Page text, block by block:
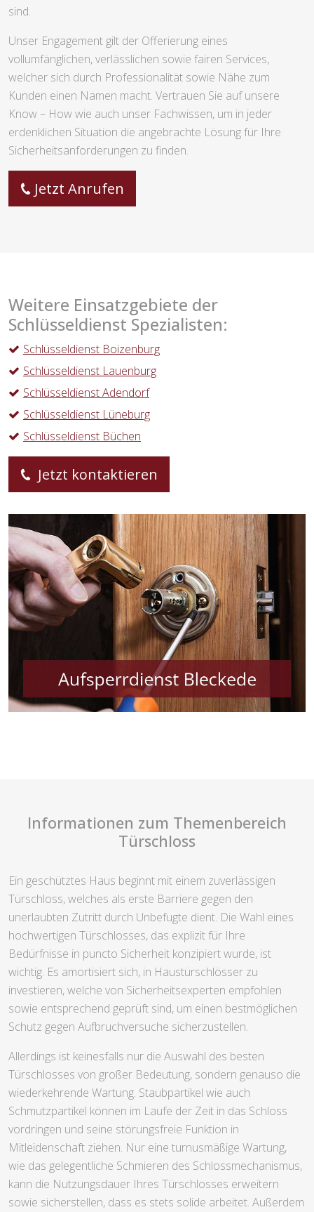
sind.
Unser Engagement gilt der Offerierung eines
vollumfänglichen, verlässlichen sowie fairen Services,
welcher sich durch Professionalität sowie Nähe zum
Kunden einen Namen macht. Vertrauen Sie auf unsere
Know – How wie auch unser Fachwissen, um in jeder
erdenklichen Situation die angebrachte Lösung für Ihre
Sicherheitsanforderungen zu finden.
Jetzt Anrufen
Weitere Einsatzgebiete der
Schlüsseldienst Spezialisten:
Schlüsseldienst Boizenburg
Schlüsseldienst Lauenburg
Schlüsseldienst Adendorf
Schlüsseldienst Lüneburg
Schlüsseldienst Büchen
Jetzt kontaktieren
Informationen zum Themenbereich
Türschloss
Ein geschütztes Haus beginnt mit einem zuverlässigen
Türschloss, welches als erste Barriere gegen den
unerlaubten Zutritt durch Unbefugte dient. Die Wahl eines
hochwertigen Türschlosses, das explizit für Ihre
Bedürfnisse in puncto Sicherheit konzipiert wurde, ist
wichtig. Es amortisiert sich, in Haustürschlösser zu
investieren, welche von Sicherheitsexperten empfohlen
sowie entsprechend geprüft sind, um einen bestmöglichen
Schutz gegen Aufbruchversuche sicherzustellen.
Allerdings ist keinesfalls nur die Auswahl des besten
Türschlosses von großer Bedeutung, sondern genauso die
wiederkehrende Wartung. Staubpartikel wie auch
Schmutzpartikel können im Laufe der Zeit in das Schloss
vordringen und seine störungsfreie Funktion in
Mitleidenschaft ziehen. Nur eine turnusmäßige Wartung,
wie das gelegentliche Schmieren des Schlossmechanismus,
kann die Nutzungsdauer Ihres Türschlosses erweitern
sowie sicherstellen, dass es stets solide arbeitet. Außerdem